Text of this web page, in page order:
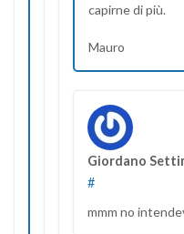
capirne di più.
Mauro
Giordano
#
mmm no